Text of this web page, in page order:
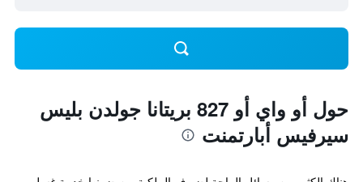
حول أو واي أو 827 بريتانا جولدن بليس
سيرفيس أبارتمنت